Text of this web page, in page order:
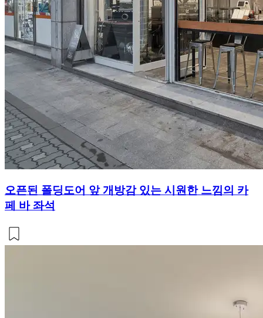
오픈된 폴딩도어 앞 개방감 있는 시원한 느낌의 카
페 바 좌석